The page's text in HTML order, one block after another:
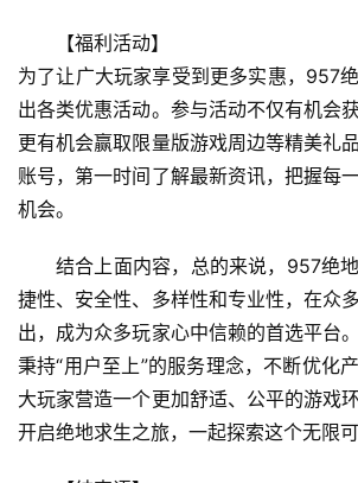
【福利活动】
为了让广大玩家享受到更多实惠，957
出各类优惠活动。参与活动不仅有机会
更有机会赢取限量版游戏周边等精美礼
账号，第一时间了解最新资讯，把握每
机会。
结合上面内容，总的来说，957绝
捷性、安全性、多样性和专业性，在众
出，成为众多玩家心中信赖的首选平台
秉持“用户至上”的服务理念，不断优化
大玩家营造一个更加舒适、公平的游戏
开启绝地求生之旅，一起探索这个无限